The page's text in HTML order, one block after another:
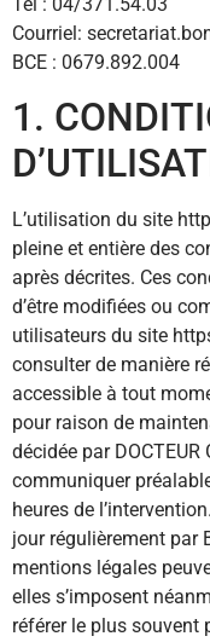
Courriel:
BCE : 0679.892.004
1.
L’utilisation du site
pleine et entière des
après décrites. Ces
d’être modifiées ou
utilisateurs du site
consulter de manière
accessible à tout
pour raison de
décidée par DOCTEUR
communiquer
heures de
jour régulièrement par
mentions légales
elles s’imposent
référer le plus souvent